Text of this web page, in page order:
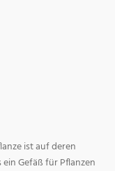
ist auf deren
Gefäß für Pflanzen